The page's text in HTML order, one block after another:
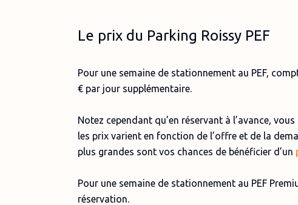
Le prix du Parking Roissy PEF
Pour une semaine de stationnement au PEF,
€ par jour supplémentaire.
Notez cependant qu’en réservant à l’avance,
les prix varient en fonction de l’offre et de la
plus grandes sont vos chances de bénéficier d’un
Pour une semaine de stationnement au PEF
réservation.